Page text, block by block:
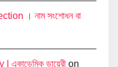
। নাম সংশোধন বা
একাডেমিক ডায়েরী on